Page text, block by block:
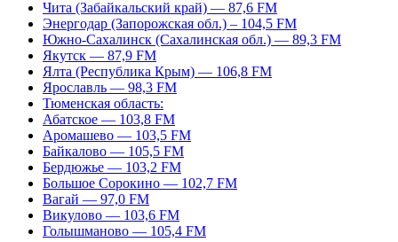
Чита (Забайкальский край) — 87,6 FM
Энергодар (Запорожская обл.) – 104,5 FM
Южно-Сахалинск (Сахалинская обл.) — 89,3 FM
Якутск — 87,9 FM
Ялта (Республика Крым) — 106,8 FM
Ярославль — 98,3 FM
Тюменская область:
Абатское — 103,8 FM
Аромашево — 103,5 FM
Байкалово — 105,5 FM
Бердюжье — 103,2 FM
Большое Сорокино — 102,7 FM
Вагай — 97,0 FM
Викулово — 103,6 FM
Голышманово — 105,4 FM